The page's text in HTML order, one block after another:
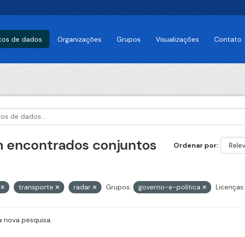
de dados Organizações Grupos Visualizações Contato
Ordenar por
encontrados conjuntos
transporte radar Grupos: governo-e-politica Licenças:
nova pesquisa.